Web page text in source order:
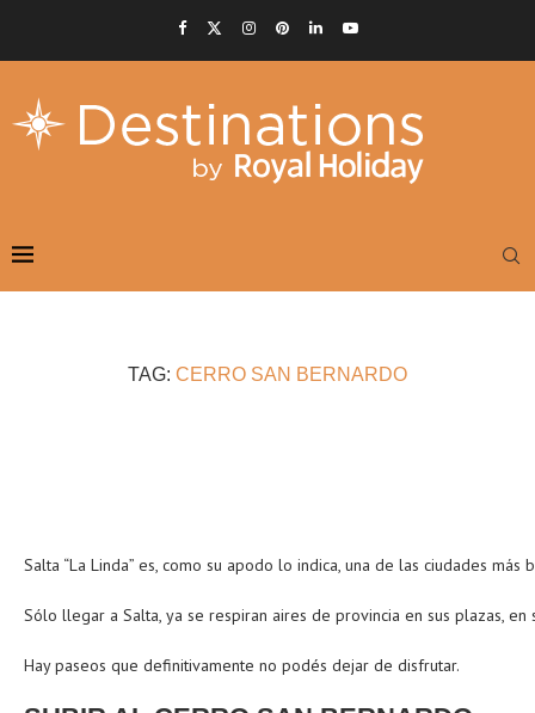
TAG: CERRO SAN BERNARDO
Salta “La Linda” es, como su apodo lo indica, una de las ciudades
Sólo llegar a Salta, ya se respiran aires de provincia en sus plazas,
Hay paseos que definitivamente no podés dejar de disfrutar.